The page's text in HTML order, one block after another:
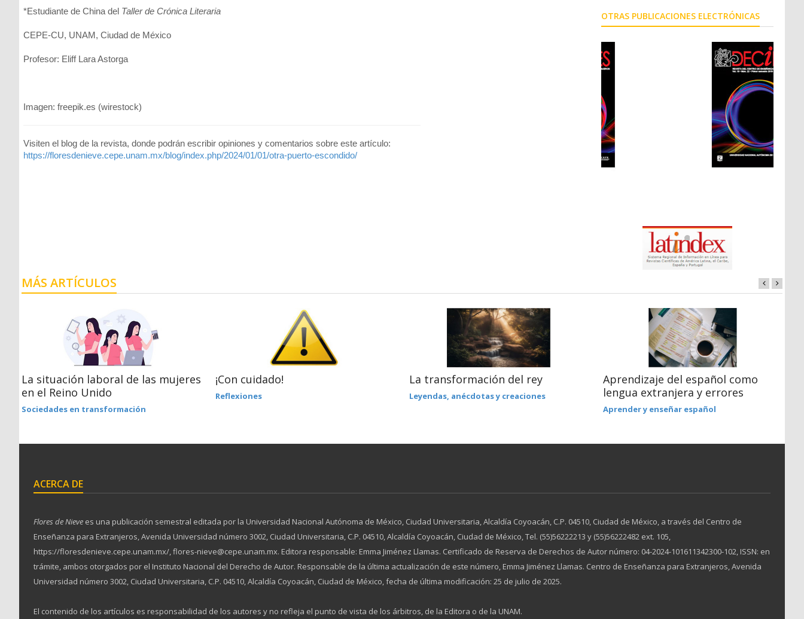
*Estudiante de China del Taller de Crónica Literaria
CEPE-CU, UNAM, Ciudad de México
Profesor: Eliff Lara Astorga
Imagen: freepik.es (wirestock)
Visiten el blog de la revista, donde podrán escribir opiniones y comentarios sobre este artículo:
https://floresdenieve.cepe.unam.mx/blog/index.php/2024/01/01/otra-puerto-escondido/
OTRAS PUBLICACIONES ELECTRÓNICAS
MÁS ARTÍCULOS
La situación laboral de las mujeres
en el Reino Unido
Sociedades en transformación
¡Con cuidado!
Reflexiones
La transformación del rey
Leyendas, anécdotas y creaciones
Aprendizaje del español como
lengua extranjera y errores
Aprender y enseñar español
ACERCA DE
Flores de Nieve es una publicación semestral editada por la Universidad Nacional Autónoma de México, Ciudad Universitaria, Alcaldía Coyoacán, C.P. 04510, Ciudad de México, a través del Centro de
Enseñanza para Extranjeros, Avenida Universidad número 3002, Ciudad Universitaria, C.P. 04510, Alcaldía Coyoacán, Ciudad de México, Tel. (55)56222213 y (55)56222482 ext. 105,
https://floresdenieve.cepe.unam.mx/, flores-nieve@cepe.unam.mx. Editora responsable: Emma Jiménez Llamas. Certificado de Reserva de Derechos de Autor número: 04-2024-101611342300-102, ISSN: en
trámite, ambos otorgados por el Instituto Nacional del Derecho de Autor. Responsable de la última actualización de este número, Emma Jiménez Llamas. Centro de Enseñanza para Extranjeros, Avenida
Universidad número 3002, Ciudad Universitaria, C.P. 04510, Alcaldía Coyoacán, Ciudad de México, fecha de última modificación: 25 de julio de 2025.
El contenido de los artículos es responsabilidad de los autores y no refleja el punto de vista de los árbitros, de la Editora o de la UNAM.